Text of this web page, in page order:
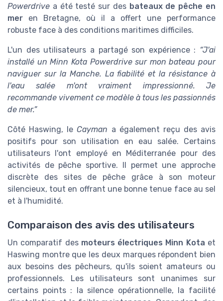
Powerdrive a été testé sur des bateaux de pêche en
mer en Bretagne, où il a offert une performance
robuste face à des conditions maritimes difficiles.
L'un des utilisateurs a partagé son expérience : “J'ai
installé un Minn Kota Powerdrive sur mon bateau pour
naviguer sur la Manche. La fiabilité et la résistance à
l'eau salée m'ont vraiment impressionné. Je
recommande vivement ce modèle à tous les passionnés
de mer.”
Côté Haswing, leCayman a également reçu des avis
positifs pour son utilisation en eau salée. Certains
utilisateurs l'ont employé en Méditerranée pour des
activités de pêche sportive. Il permet une approche
discrète des sites de pêche grâce à son moteur
silencieux, tout en offrant une bonne tenue face au sel
et à l'humidité.
Comparaison des avis des utilisateurs
Un comparatif des moteurs électriques Minn Kota et
Haswing montre que les deux marques répondent bien
aux besoins des pêcheurs, qu'ils soient amateurs ou
professionnels. Les utilisateurs sont unanimes sur
certains points : la silence opérationnelle, la facilité